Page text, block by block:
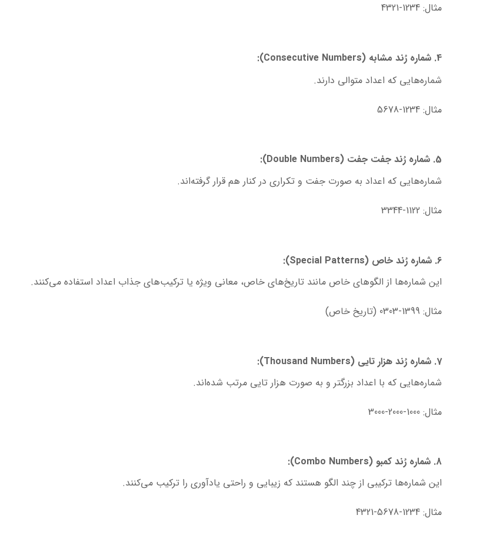
مثال: 1234-4321
4. شماره رُند مشابه (Consecutive Numbers):
شماره‌هایی که اعداد متوالی دارند.
مثال: 1234-5678
5. شماره رُند جفت جفت (Double Numbers):
شماره‌هایی که اعداد به صورت جفت و تکراری در کنار هم قرار گرفته‌اند.
مثال: 1122-3344
6. شماره رُند خاص (Special Patterns):
این شماره‌ها از الگوهای خاص مانند تاریخ‌های خاص، معانی ویژه یا ترکیب‌های جذاب اعداد استفاده می‌کنند.
مثال: 1399-0303 (تاریخ خاص)
7. شماره رُند هزار تایی (Thousand Numbers):
شماره‌هایی که با اعداد بزرگتر و به صورت هزار تایی مرتب شده‌اند.
مثال: 1000-2000-3000
8. شماره رُند کمبو (Combo Numbers):
این شماره‌ها ترکیبی از چند الگو هستند که زیبایی و راحتی یادآوری را ترکیب می‌کنند.
مثال: 1234-5678-4321